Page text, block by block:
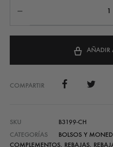
AÑADIR
COMPARTIR
SKU
B3199-CH
CATEGORÍAS
BOLSOS Y
COMPLEMENTOS, REBAJAS,